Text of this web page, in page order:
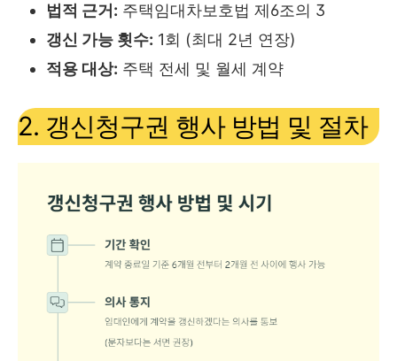
법적 근거: 주택임대차보호법 제6조의 3
갱신 가능 횟수: 1회 (최대 2년 연장)
적용 대상: 주택 전세 및 월세 계약
2. 갱신청구권 행사 방법 및 절차